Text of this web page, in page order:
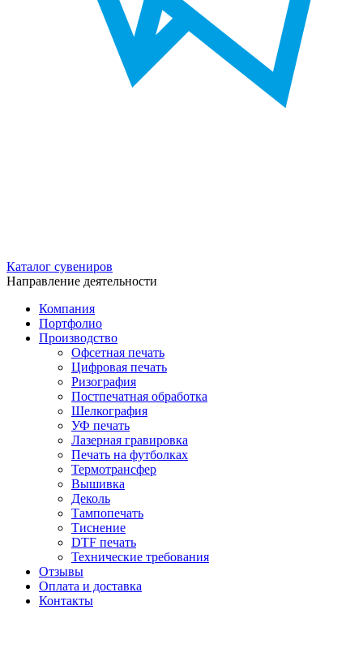
Каталог сувениров
Направление деятельности
Компания
Портфолио
Производство
Офсетная печать
Цифровая печать
Ризография
Постпечатная обработка
Шелкография
УФ печать
Лазерная гравировка
Печать на футболках
Термотрансфер
Вышивка
Деколь
Тампопечать
Тиснение
DTF печать
Технические требования
Отзывы
Оплата и доставка
Контакты